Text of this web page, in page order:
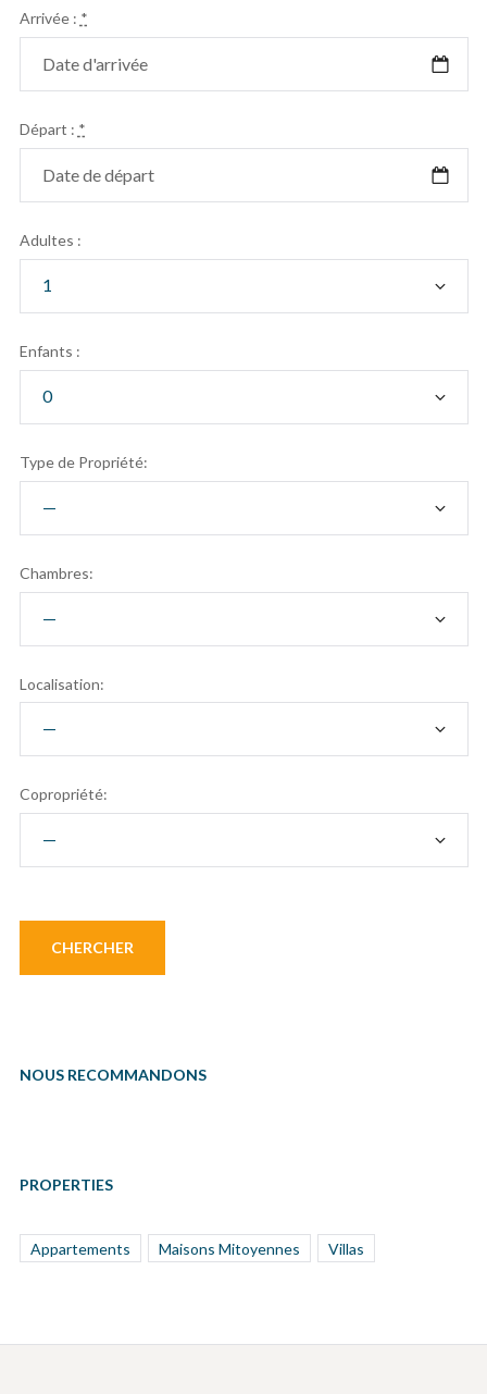
Arrivée : *
Départ : *
Adultes :
Enfants :
Type de Propriété:
Chambres:
Localisation:
Copropriété:
NOUS RECOMMANDONS
PROPERTIES
Appartements Maisons Mitoyennes Villas